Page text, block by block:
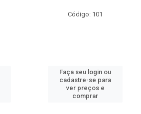
Código: 101
Faça seu login ou
cadastre-se para
ver preços e
comprar